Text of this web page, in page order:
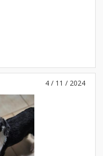
4 / 11 / 2024